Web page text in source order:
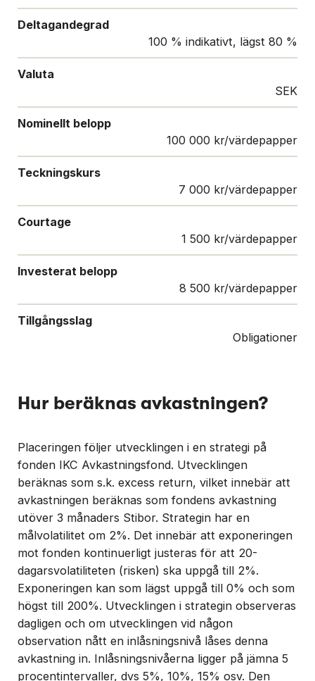
Deltagandegrad
100 % indikativt, lägst 80 %
Valuta
SEK
Nominellt belopp
100 000 kr/värdepapper
Teckningskurs
7 000 kr/värdepapper
Courtage
1 500 kr/värdepapper
Investerat belopp
8 500 kr/värdepapper
Tillgångsslag
Obligationer
Hur beräknas avkastningen?
Placeringen följer utvecklingen i en strategi på
fonden IKC Avkastningsfond. Utvecklingen
beräknas som s.k. excess return, vilket innebär att
avkastningen beräknas som fondens avkastning
utöver 3 månaders Stibor. Strategin har en
målvolatilitet om 2%. Det innebär att exponeringen
mot fonden kontinuerligt justeras för att 20-
dagarsvolatiliteten (risken) ska uppgå till 2%.
Exponeringen kan som lägst uppgå till 0% och som
högst till 200%. Utvecklingen i strategin observeras
dagligen och om utvecklingen vid någon
observation nått en inlåsningsnivå låses denna
avkastning in. Inlåsningsnivåerna ligger på jämna 5
procentintervaller, dvs 5%, 10%, 15% osv. Den